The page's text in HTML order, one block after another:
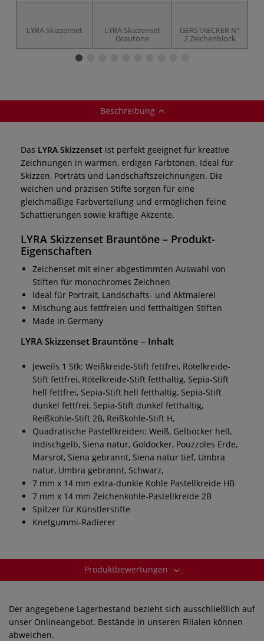
LYRA Skizzenset LYRA Skizzenset
Grautöne
GERSTAECKER Nº
2 Zeichenblock
Beschreibung
Das LYRA Skizzenset ist perfekt geeignet für kreative
Zeichnungen in warmen, erdigen Farbtönen. Ideal für
Skizzen, Porträts und Landschaftszeichnungen. Die
weichen und präzisen Stifte sorgen für eine
gleichmäßige Farbverteilung und ermöglichen feine
Schattierungen sowie kräftige Akzente.
LYRA Skizzenset Brauntöne – Produkt-
Eigenschaften
Zeichenset mit einer abgestimmten Auswahl von
Stiften für monochromes Zeichnen
Ideal für Portrait, Landschafts- und Aktmalerei
Mischung aus fettfreien und fetthaltigen Stiften
Made in Germany
LYRA Skizzenset Brauntöne – Inhalt
Jeweils 1 Stk: Weißkreide-Stift fettfrei, Rötelkreide-
Stift fettfrei, Rötelkreide-Stift fetthaltig, Sepia-Stift
hell fettfrei, Sepia-Stift hell fetthaltig, Sepia-Stift
dunkel fettfrei, Sepia-Stift dunkel fetthaltig,
Reißkohle-Stift 2B, Reißkohle-Stift H,
Quadratische Pastellkreiden: Weiß, Gelbocker hell,
Indischgelb, Siena natur, Goldocker, Pouzzoles Erde,
Marsrot, Siena gebrannt, Siena natur tief, Umbra
natur, Umbra gebrannt, Schwarz,
7 mm x 14 mm extra-dunkle Kohle Pastellkreide HB
7 mm x 14 mm Zeichenkohle-Pastellkreide 2B
Spitzer für Künstlerstifte
Knetgummi-Radierer
Produktbewertungen
Der angegebene Lagerbestand bezieht sich ausschließlich auf
unser Onlineangebot. Bestände in unseren Filialen können
abweichen.